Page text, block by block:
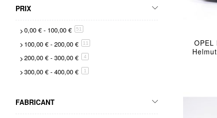
OPEL
DE LOREAN
FERRARI 2articles
FIGURINES - ACCESSOIRES
FORD 12articles
MASERATI 1item
PONTIAC
PRIX
0,00 € - 100,00 € 51
100,00 € - 200,00 € 11
200,00 € - 300,00 € 4
300,00 € - 400,00 € 1
FABRICANT